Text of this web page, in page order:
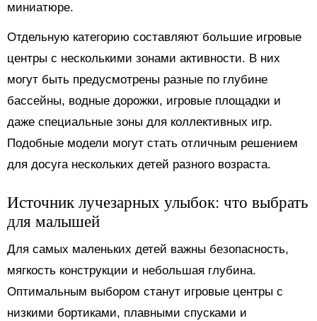
миниатюре.
Отдельную категорию составляют большие игровые
центры с несколькими зонами активности. В них
могут быть предусмотрены разные по глубине
бассейны, водные дорожки, игровые площадки и
даже специальные зоны для коллективных игр.
Подобные модели могут стать отличным решением
для досуга нескольких детей разного возраста.
Источник лучезарных улыбок: что выбрать
для малышей
Для самых маленьких детей важны безопасность,
мягкость конструкции и небольшая глубина.
Оптимальным выбором станут игровые центры с
низкими бортиками, плавными спусками и